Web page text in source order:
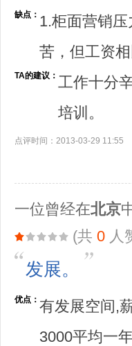
缺点： 1.柜面营销
苦，但工资
TA的建议： 工作十分
培训。
点评时间：2013-03-29 11:55
一位曾经在北京
(共 0 人
发展。
优点： 有发展空间,
3000平均一